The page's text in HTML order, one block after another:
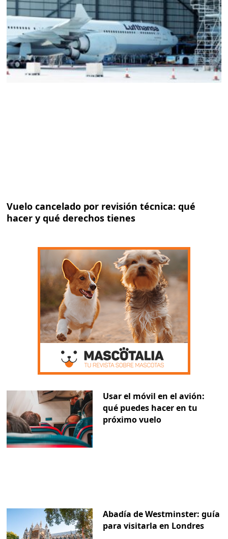
Vuelo cancelado por revisión técnica: qué
hacer y qué derechos tienes
Usar el móvil en el avión:
qué puedes hacer en tu
próximo vuelo
Abadía de Westminster: guía
para visitarla en Londres